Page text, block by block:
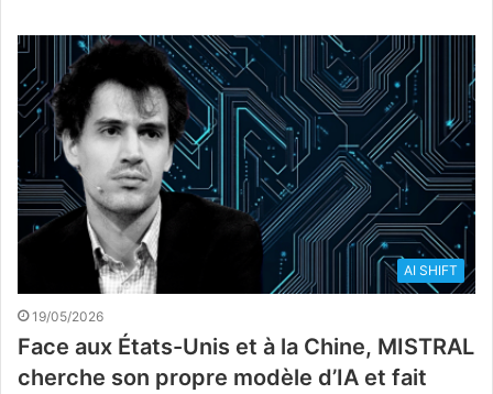
AI SHIFT
19/05/2026
Face aux États-Unis et à la Chine, MISTRAL
cherche son propre modèle d’IA et fait